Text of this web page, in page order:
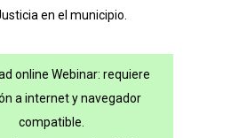
en el municipio.
online Webinar: requiere
a internet y navegador
compatible.